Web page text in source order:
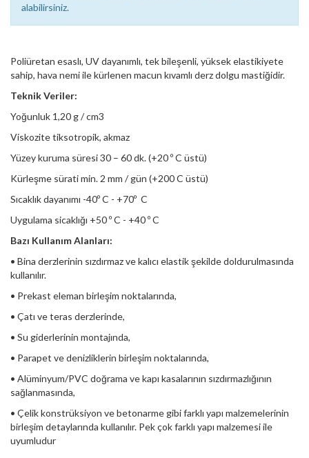
alabilirsiniz.
Poliüretan esaslı, UV dayanımlı, tek bileşenli, yüksek elastikiyete
sahip, hava nemi ile kürlenen macun kıvamlı derz dolgu mastiğidir.
Teknik Veriler:
Yoğunluk 1,20 g / cm3
Viskozite tiksotropik, akmaz
Yüzey kuruma süresi 30 – 60 dk. (+20 º C üstü)
Kürleşme sürati min. 2 mm / gün (+200 C üstü)
Sıcaklık dayanımı -40º C - +70º C
Uygulama sicaklığı +50 º C - +40 º C
Bazı Kullanım Alanları:
• Bina derzlerinin sızdırmaz ve kalıcı elastik şekilde doldurulmasında
kullanılır.
• Prekast eleman birleşim noktalarında,
• Çatı ve teras derzlerinde,
• Su giderlerinin montajında,
• Parapet ve denizliklerin birleşim noktalarında,
• Alüminyum/PVC doğrama ve kapı kasalarının sızdırmazlığının
sağlanmasında,
• Çelik konstrüksiyon ve betonarme gibi farklı yapı malzemelerinin
birleşim detaylarında kullanılır. Pek çok farklı yapı malzemesi ile
uyumludur